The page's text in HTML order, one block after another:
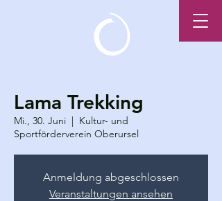
Lama Trekking
Mi., 30. Juni
  |
Kultur- und
Sportförderverein Oberursel
Anmeldung abgeschlossen
Veranstaltungen ansehen